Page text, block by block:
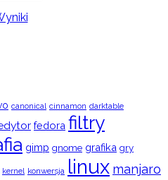
canonical cinnamon darktable
fedora filtry
gimp gnome grafika gry
kernel konwersja linux manjaro